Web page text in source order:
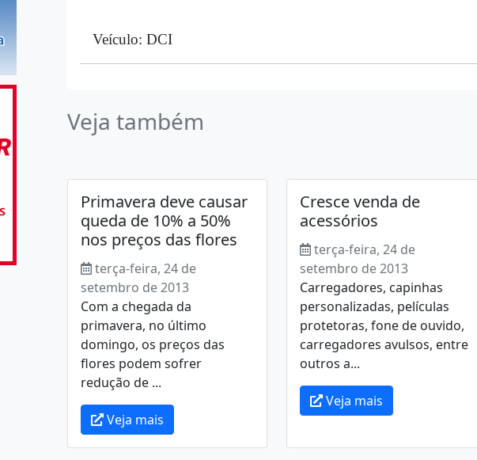
Veículo: DCI
Veja também
Primavera deve causar
queda de 10% a 50%
nos preços das flores
terça-feira, 24 de
setembro de 2013
Com a chegada da
primavera, no último
domingo, os preços das
flores podem sofrer
redução de ...
Veja mais
Cresce venda de
acessórios
terça-feira, 24 de
setembro de 2013
Carregadores, capinhas
personalizadas, películas
protetoras, fone de ouvido,
carregadores avulsos, entre
outros a...
Veja mais